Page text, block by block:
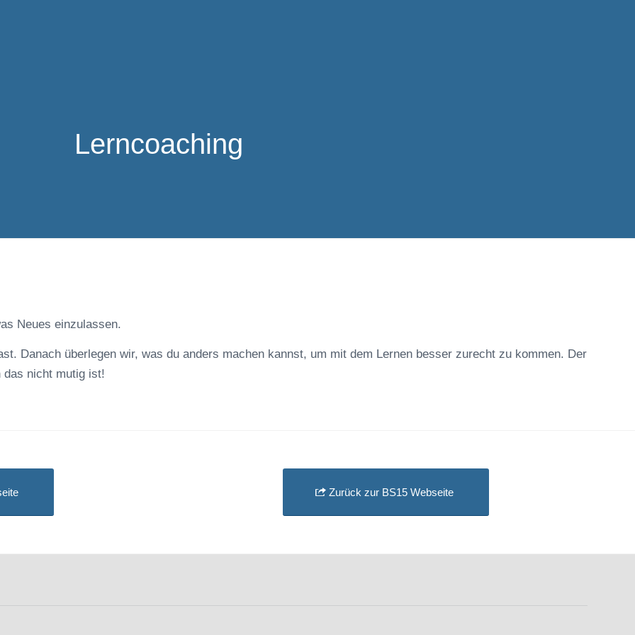
Lerncoaching
Neues einzulassen.
Danach überlegen wir, was du anders machen kannst, um mit dem Lernen besser zurecht zu kommen. Der
das nicht mutig ist!
Zurück zur BS15 Webseite